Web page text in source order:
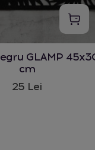
GLAMP
cm
25 Lei